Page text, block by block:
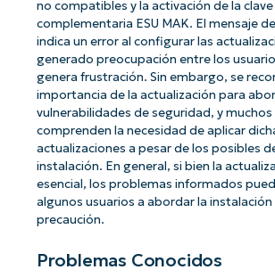
no compatibles y la activación de la clave
complementaria ESU MAK. El mensaje
indica un error al configurar las
generado preocupación entre los
genera frustración. Sin embargo, se
importancia de la actualización para
vulnerabilidades de seguridad, y muchos
comprenden la necesidad de aplicar
actualizaciones a pesar de los posibles
instalación. En general, si bien la
esencial, los problemas informados
algunos usuarios a abordar la instalación
precaución.
Problemas Conocidos